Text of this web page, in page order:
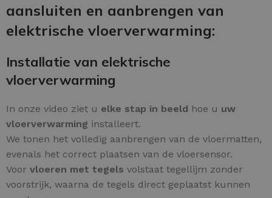
aansluiten en aanbrengen van
elektrische vloerverwarming:
Installatie van elektrische
vloerverwarming
In onze video ziet u elke stap in beeld hoe u uw
vloerverwarming installeert.
We tonen het volledig aanbrengen van de vloermatten,
evenals het correct plaatsen van de vloersensor.
Voor vloeren met tegels volstaat tegellijm zonder
voorstrijk, waarna de tegels direct geplaatst kunnen